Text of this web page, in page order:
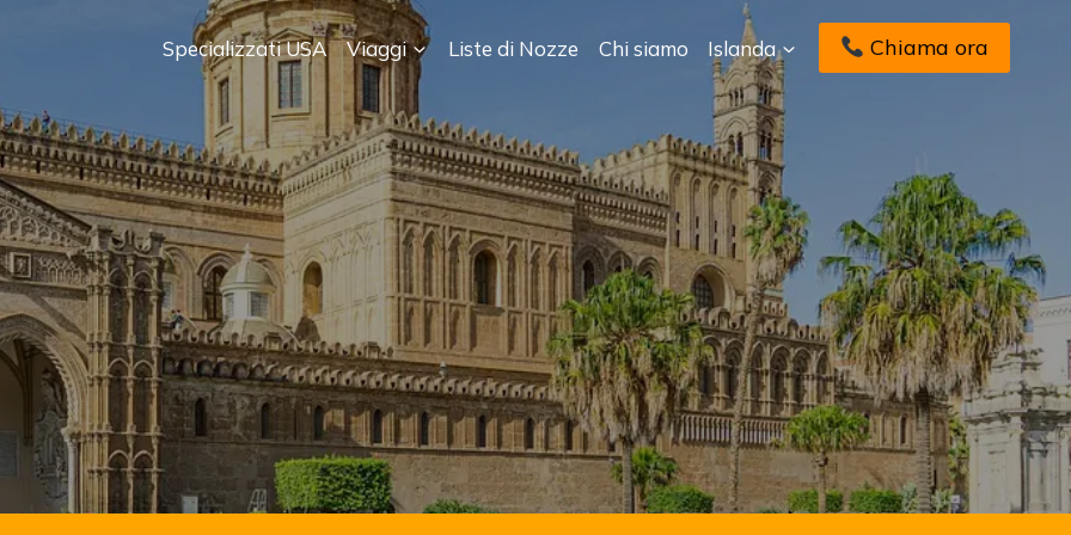
Specializzati USA Viaggi Liste di Nozze Chi siamo Islanda Chiama ora